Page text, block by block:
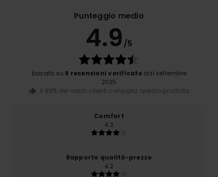
Punteggio medio
4.9 /5
basato su 9 recensioni verificatedal settembre
2025
Il 89% dei nostri clienti consiglia questo prodotto
Comfort
4.3
Rapporto qualità-prezzo
4.2